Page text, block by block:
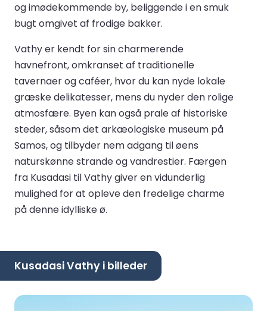
og imødekommende by, beliggende i en smuk
bugt omgivet af frodige bakker.
Vathy er kendt for sin charmerende
havnefront, omkranset af traditionelle
tavernaer og caféer, hvor du kan nyde lokale
græske delikatesser, mens du nyder den rolige
atmosfære. Byen kan også prale af historiske
steder, såsom det arkæologiske museum på
Samos, og tilbyder nem adgang til øens
naturskønne strande og vandrestier. Færgen
fra Kusadasi til Vathy giver en vidunderlig
mulighed for at opleve den fredelige charme
på denne idylliske ø.
Kusadasi Vathy i billeder